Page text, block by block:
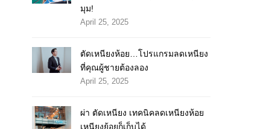
มุม!
April 25, 2025
ตัดเหนียงห้อย…โปรแกรมลดเหนียง
ที่คุณผู้ชายต้องลอง
April 25, 2025
ผ่า ตัดเหนียง เทคนิคลดเหนียงห้อย
เหนียงย้อยก็เก็บได้